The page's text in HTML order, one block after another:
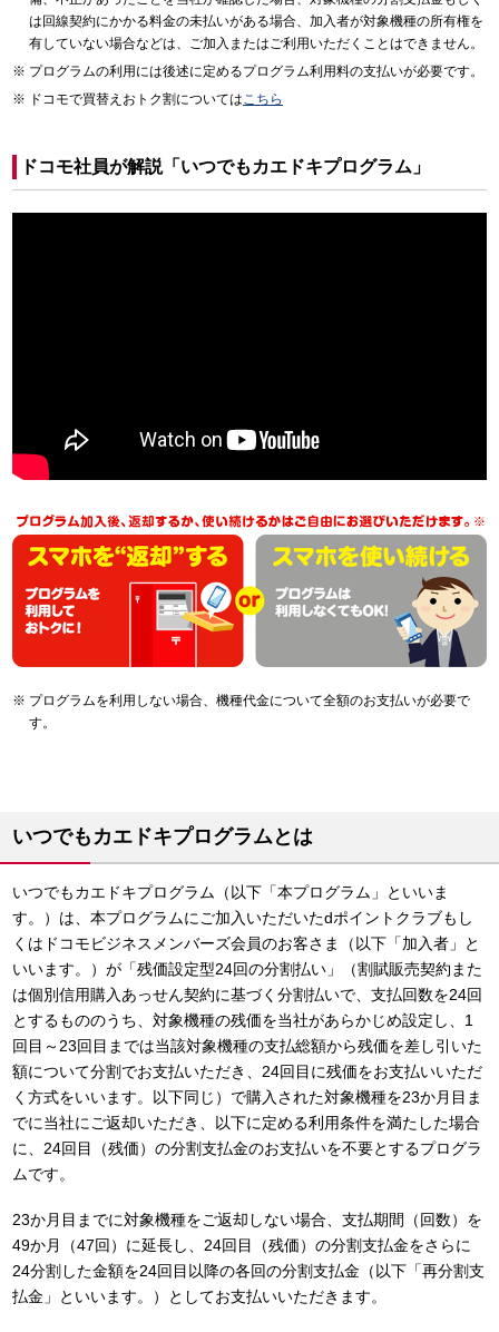
は回線契約にかかる料金の未払いがある場合、加入者が対象機種の所有権を
有していない場合などは、ご加入またはご利用いただくことはできません。
プログラムの利用には後述に定めるプログラム利用料の支払いが必要です。
ドコモで買替えおトク割についてはこちら
ドコモ社員が解説「いつでもカエドキプログラム」
プログラムを利用しない場合、機種代金について全額のお支払いが必要で
す。
いつでもカエドキプログラムとは
いつでもカエドキプログラム（以下「本プログラム」といいま
す。）は、本プログラムにご加入いただいたdポイントクラブもし
くはドコモビジネスメンバーズ会員のお客さま（以下「加入者」と
いいます。）が「残価設定型24回の分割払い」（割賦販売契約また
は個別信用購入あっせん契約に基づく分割払いで、支払回数を24回
とするもののうち、対象機種の残価を当社があらかじめ設定し、1
回目～23回目までは当該対象機種の支払総額から残価を差し引いた
額について分割でお支払いただき、24回目に残価をお支払いいただ
く方式をいいます。以下同じ）で購入された対象機種を23か月目ま
でに当社にご返却いただき、以下に定める利用条件を満たした場合
に、24回目（残価）の分割支払金のお支払いを不要とするプログラ
ムです。
23か月目までに対象機種をご返却しない場合、支払期間（回数）を
49か月（47回）に延長し、24回目（残価）の分割支払金をさらに
24分割した金額を24回目以降の各回の分割支払金（以下「再分割支
払金」といいます。）としてお支払いいただきます。